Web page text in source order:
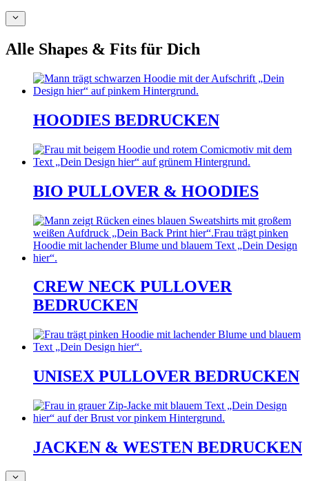
Alle Shapes & Fits für Dich
HOODIES BEDRUCKEN
BIO PULLOVER & HOODIES
CREW NECK PULLOVER
BEDRUCKEN
UNISEX PULLOVER BEDRUCKEN
JACKEN & WESTEN BEDRUCKEN